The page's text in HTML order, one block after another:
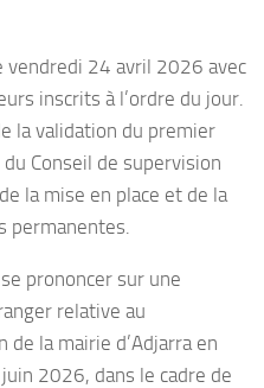
vendredi 24 avril 2026 avec
inscrits à l’ordre du jour.
la validation du premier
Conseil de supervision
la mise en place et de la
permanentes.
prononcer sur une
relative au
de la mairie d’Adjarra en
2026, dans le cadre de